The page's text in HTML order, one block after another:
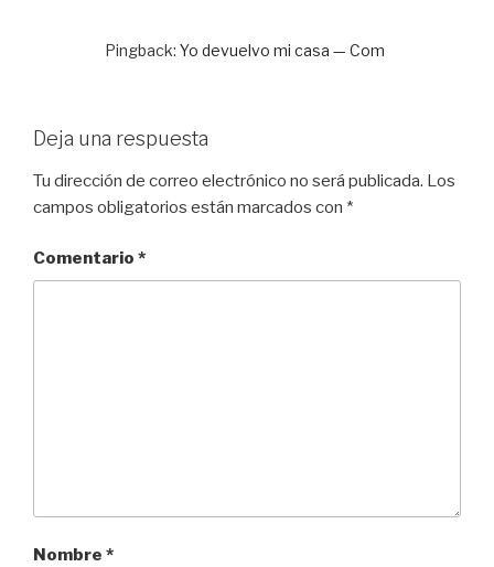
Pingback: Yo devuelvo mi casa — Com
Deja una respuesta
Tu dirección de correo electrónico no será publicada. Los
campos obligatorios están marcados con *
Comentario *
Nombre *